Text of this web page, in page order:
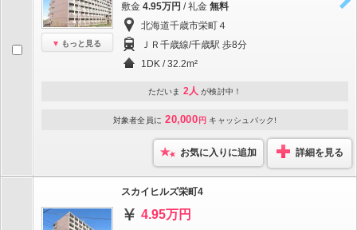
もっと見る
敷金 4.95万円 / 礼金 無料
北海道千歳市栄町４
ＪＲ千歳線/千歳駅 歩8分
1DK / 32.2m²
ただいま 2人 が検討中！
対象者全員に 20,000 円 キャッシュバック!
お気に入りに追加 詳細を見る
スカイヒルズ栄町4
4.95万円